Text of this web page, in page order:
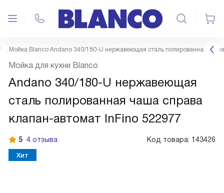
Мойка Blanco Andano 340/180-U нержавеющая сталь полированная
5 4 отзыва Код товара: 143426
Хит
Мойка для кухни Blanco
Andano 340/180-U нержавеющая
сталь полированная чаша справа
клапан-автомат InFino 522977